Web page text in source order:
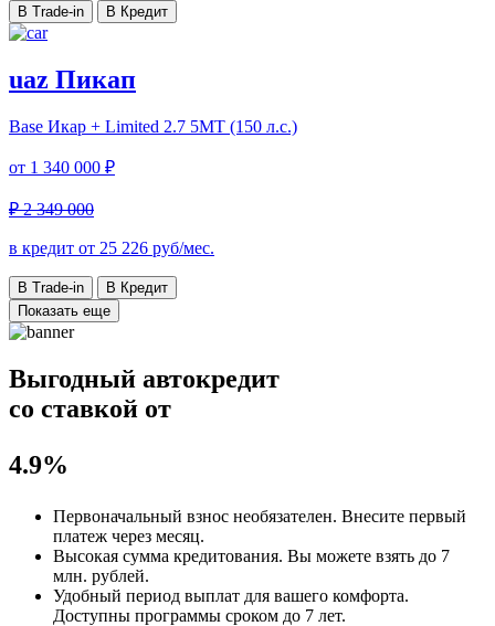
В Trade-in В Кредит
uaz Пикап
Base Икар + Limited 2.7 5МТ (150 л.с.)
от 1 340 000 ₽
₽ 2 349 000
в кредит от 25 226 руб/мес.
В Trade-in
В Кредит
Показать еще
Выгодный автокредит
со ставкой от
4.9%
Первоначальный взнос необязателен. Внесите первый
платеж через месяц.
Высокая сумма кредитования. Вы можете взять до 7
млн. рублей.
Удобный период выплат для вашего комфорта.
Доступны программы сроком до 7 лет.